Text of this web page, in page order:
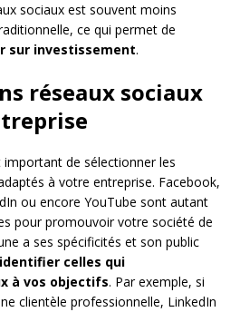
sociaux est souvent moins
ce qui permet de
sur investissement.
réseaux sociaux
de sélectionner les
à votre entreprise. Facebook,
ou encore YouTube sont autant
pour promouvoir votre société de
a ses spécificités et son public
identifier celles qui
à vos objectifs. Par exemple, si
clientèle professionnelle, LinkedIn